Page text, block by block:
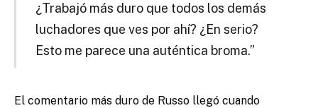
¿Trabajó más duro que todos los demás
luchadores que ves por ahí? ¿En serio?
Esto me parece una auténtica broma.”
El comentario más duro de Russo llegó cuando